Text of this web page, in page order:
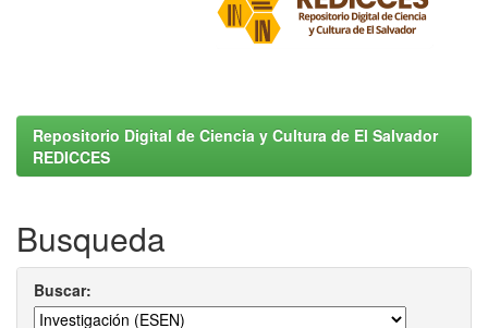
Repositorio Digital de Ciencia y Cultura de El Salvador
REDICCES
Busqueda
Buscar: